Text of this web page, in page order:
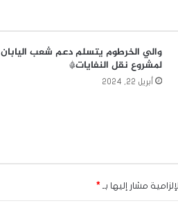
والي الخرطوم يتسلم دعم شعب اليابان
لمشروع نقل النفايات*
أبريل 22, 2024
مشار إليها بـ *